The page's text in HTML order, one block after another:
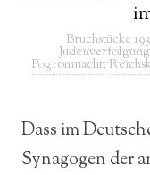
Bruchstücke
Judenverfolgung
Pogromnacht,
Dass im
Synagogen der